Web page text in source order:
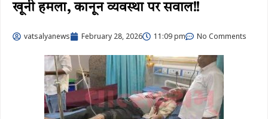
खूनी हमला, कानून व्यवस्था पर सवाल!!
vatsalyanews February 28, 2026 11:09 pm No Comments